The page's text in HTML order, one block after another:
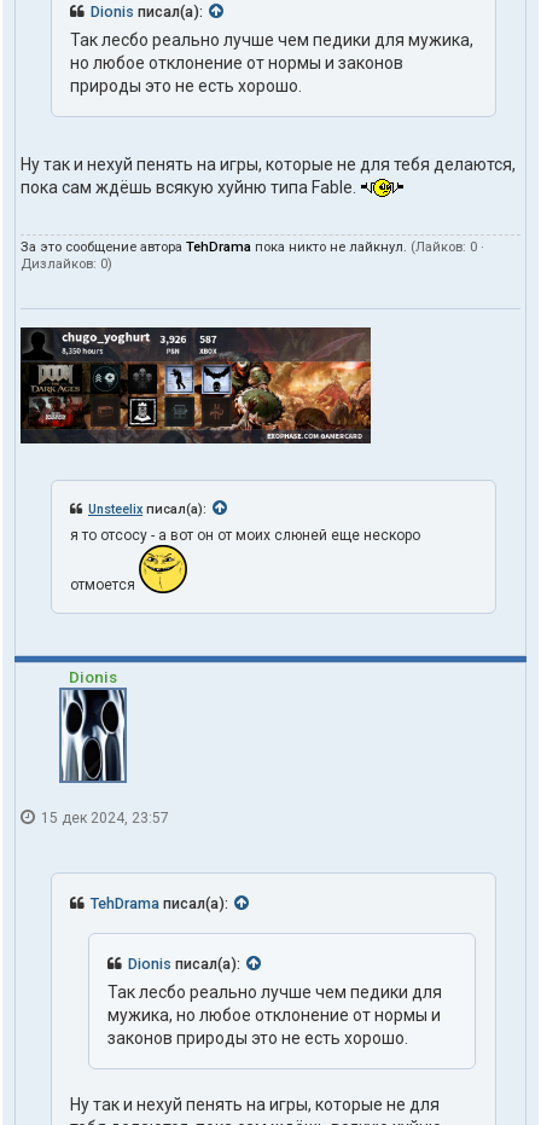
Dionis писал(а):
Так лесбо реально лучше чем педики для мужика,
но любое отклонение от нормы и законов
природы это не есть хорошо.
Ну так и нехуй пенять на игры, которые не для тебя делаются,
пока сам ждёшь всякую хуйню типа Fable.
За это сообщение автора TehDrama пока никто не лайкнул. (Лайков: 0 ·
Дизлайков: 0)
Unsteelix писал(а):
я то отсосу - а вот он от моих слюней еще нескоро
отмоется
Dionis
15 дек 2024, 23:57
TehDrama писал(а):
Dionis писал(а):
Так лесбо реально лучше чем педики для
мужика, но любое отклонение от нормы и
законов природы это не есть хорошо.
Ну так и нехуй пенять на игры, которые не для